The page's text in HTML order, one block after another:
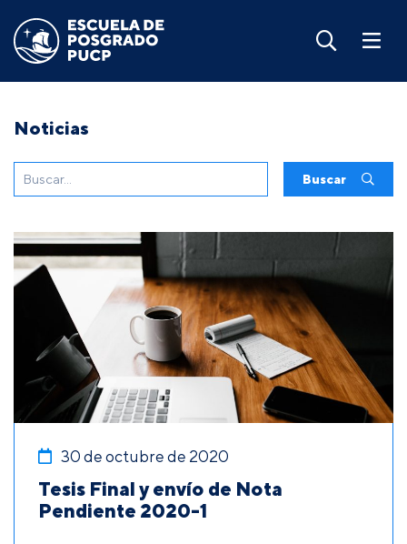
Noticias
Buscar
30 de octubre de 2020
Tesis Final y envío de Nota
Pendiente 2020-1